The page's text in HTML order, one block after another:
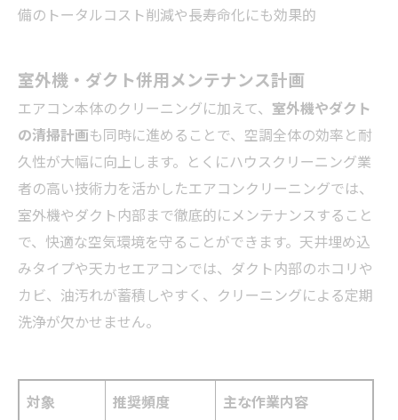
備のトータルコスト削減や長寿命化にも効果的
室外機・ダクト併用メンテナンス計画
エアコン本体のクリーニングに加えて、 室外機やダクト
の清掃計画も同時に進めることで、空調全体の効率と耐
久性が大幅に向上します。とくにハウスクリーニング業
者の高い技術力を活かしたエアコンクリーニングでは、
室外機やダクト内部まで徹底的にメンテナンスすること
で、快適な空気環境を守ることができます。天井埋め込
みタイプや天カセエアコンでは、ダクト内部のホコリや
カビ、油汚れが蓄積しやすく、クリーニングによる定期
洗浄が欠かせません。
対象 推奨頻度
主な作業内容